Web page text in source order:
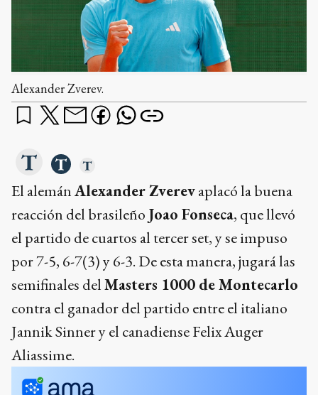
Alexander Zverev.
El alemánAlexander Zverevaplacó la buena
reacción del brasileño Joao Fonseca, que llevó
el partido de cuartos al tercer set, y se impuso
por 7-5, 6-7(3) y 6-3. De esta manera, jugará las
semifinales delMasters 1000 de Montecarlo
contra el ganador del partido entre el italiano
Jannik Sinner y el canadiense Felix Auger
Aliassime.